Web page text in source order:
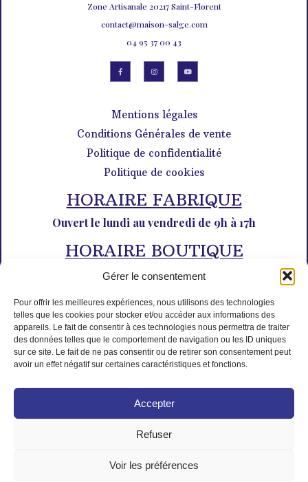
Gérer le consentement
Pour offrir les meilleures expériences, nous utilisons des technologies
telles que les cookies pour stocker et/ou accéder aux informations des
appareils. Le fait de consentir à ces technologies nous permettra de traiter
des données telles que le comportement de navigation ou les ID uniques
sur ce site. Le fait de ne pas consentir ou de retirer son consentement peut
avoir un effet négatif sur certaines caractéristiques et fonctions.
Accepter
Refuser
Voir les préférences
Zone Artisanale 20217 Saint-Florent
contact@maison-salge.com
04 95 37 00 43
Mentions légales
Conditions Générales de vente
Politique de confidentialité
Politique de cookies
HORAIRE FABRIQUE
Ouvert le lundi au vendredi de 9h à 17h
HORAIRE BOUTIQUE
Du lundi au dimanche de 10h à 12h30 et de 14h30 à 18h30
© Tous droits réservés L'Isle aux desserts